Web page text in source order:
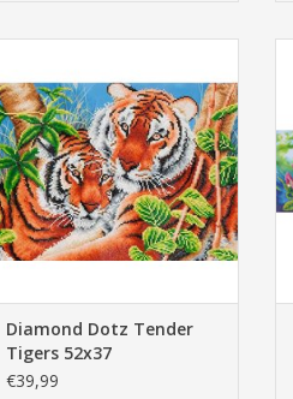
TOEVOEGEN AAN WINKELWAGEN
Diamond Dotz Tender
Tigers 52x37
€39,99